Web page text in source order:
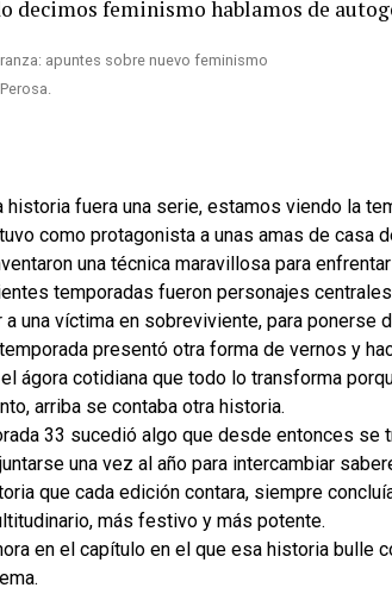
decimos feminismo hablamos de
historia fuera una serie, estamos viendo la
como protagonista a unas amas de casa
una técnica maravillosa para
temporadas fueron personajes
a una víctima en sobreviviente, para ponerse
presentó otra forma de vernos y
ágora cotidiana que todo lo transforma
arriba se contaba otra historia.
33 sucedió algo que desde entonces se
una vez al año para intercambiar
que cada edición contara, siempre
más festivo y más potente.
en el capítulo en el que esa historia bulle